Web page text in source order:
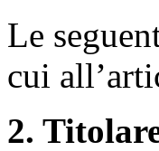
Le
cui
2.